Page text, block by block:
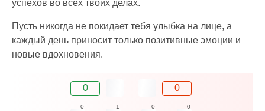
успехов во всех твоих делах.
Пусть никогда не покидает тебя улыбка на лице, а
каждый день приносит только позитивные эмоции и
новые вдохновения.
0 0
0 1 0 0